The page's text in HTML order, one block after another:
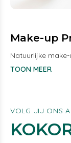
Make-up
Natuurlijke
TOON MEER
VOLG JIJ ONS